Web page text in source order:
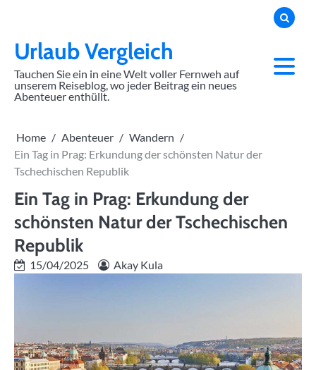
contentUrlaub Vergleich
Tauchen Sie ein in eine Welt voller Fernweh auf
unserem Reiseblog, wo jeder Beitrag ein neues
Abenteuer enthüllt.
Home Abenteuer
Wandern
Ein Tag in Prag: Erkundung der schönsten Natur der
Tschechischen Republik
Ein Tag in Prag: Erkundung der
schönsten Natur der Tschechischen
Republik
15/04/2025 Akay Kula